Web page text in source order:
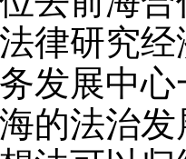
律研究
发展中
的法治